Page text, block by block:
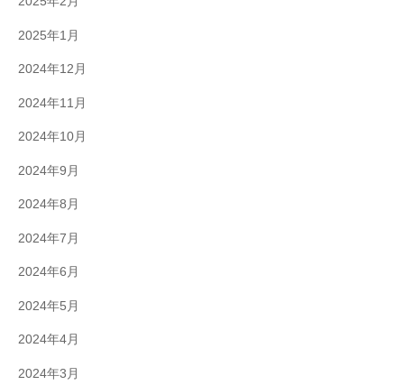
2025年1月
2024年12月
2024年11月
2024年10月
2024年9月
2024年8月
2024年7月
2024年6月
2024年5月
2024年4月
2024年3月